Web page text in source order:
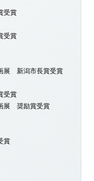
受賞
受賞
展 新潟市長賞受賞
受賞
展 奨励賞受賞
賞